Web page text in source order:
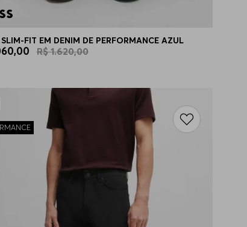
FIT EM DENIM DE PERFORMANCE AZUL
,00 R$ 1.620,00